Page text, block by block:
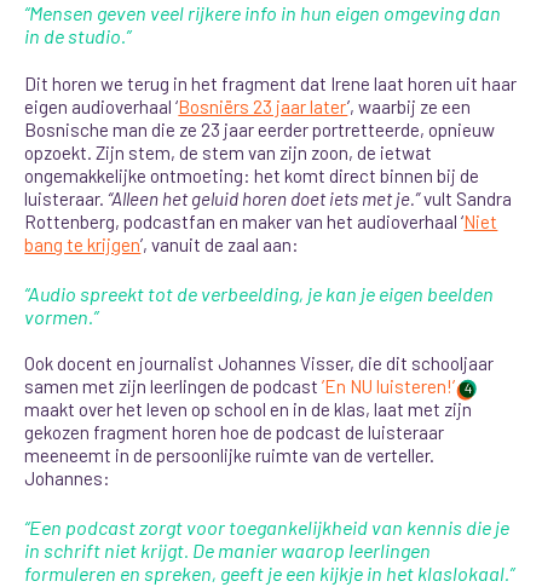
“Mensen geven veel rijkere info in hun eigen omgeving dan
in de studio.”
Dit horen we terug in het fragment dat Irene laat horen uit haar
eigen audioverhaal ‘Bosniërs 23 jaar later’, waarbij ze een
Bosnische man die ze 23 jaar eerder portretteerde, opnieuw
opzoekt. Zijn stem, de stem van zijn zoon, de ietwat
ongemakkelijke ontmoeting: het komt direct binnen bij de
luisteraar.“Alleen het geluid horen doet iets met je.”vult Sandra
Rottenberg, podcastfan en maker van het audioverhaal ‘Niet
bang te krijgen’, vanuit de zaal aan:
“Audio spreekt tot de verbeelding, je kan je eigen beelden
vormen.”
Ook docent en journalist Johannes Visser, die dit schooljaar
samen met zijn leerlingen de podcast’En NU luisteren!’ 4
maakt over het leven op school en in de klas, laat met zijn
gekozen fragment horen hoe de podcast de luisteraar
meeneemt in de persoonlijke ruimte van de verteller.
Johannes:
“Een podcast zorgt voor toegankelijkheid van kennis die je
in schrift niet krijgt. De manier waarop leerlingen
formuleren en spreken, geeft je een kijkje in het klaslokaal.”